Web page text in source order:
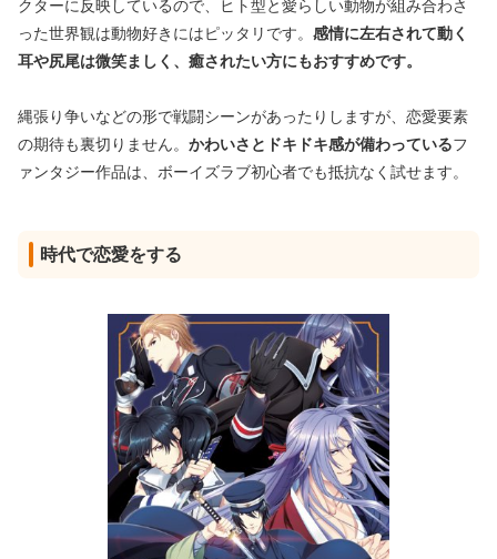
クターに反映しているので、ヒト型と愛らしい動物が組み合わさ
った世界観は動物好きにはピッタリです。 感情に左右されて動く
耳や尻尾は微笑ましく、癒されたい方にもおすすめです。
縄張り争いなどの形で戦闘シーンがあったりしますが、恋愛要素
の期待も裏切りません。 かわいさとドキドキ感が備わっているフ
ァンタジー作品は、ボーイズラブ初心者でも抵抗なく試せます。
時代で恋愛をする